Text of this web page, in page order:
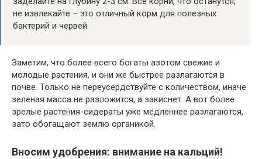
не извлекайте – это отличный корм для полезных
бактерий и червей.
Заметим, что более всего богаты азотом свежие и
молодые растения, и они же быстрее разлагаются в
почве. Только не переусердствуйте с количеством, иначе
зеленая масса не разложится, а закиснет. А вот более
зрелые растения-сидераты уже медленнее разлагаются,
зато обогащают землю органикой.
Вносим удобрения: внимание на кальций!